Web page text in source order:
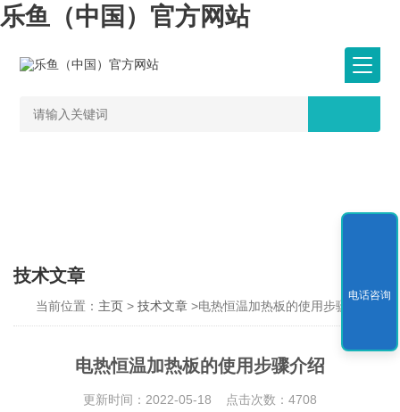
乐鱼（中国）官方网站
技术文章
当前位置： 主页 >技术文章 >电热恒温加热板的使用步骤介绍
电热恒温加热板的使用步骤介绍
更新时间：2022-05-18 点击次数：4708
电话咨询